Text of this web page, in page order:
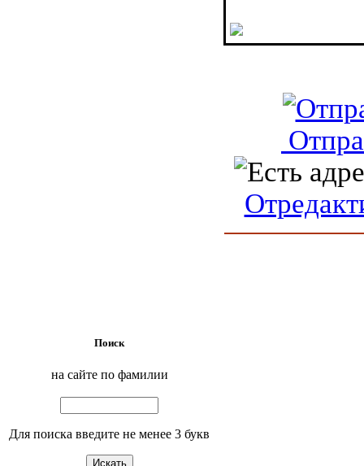
Поиск
на сайте по фамилии
Для поиска введите не менее 3 букв